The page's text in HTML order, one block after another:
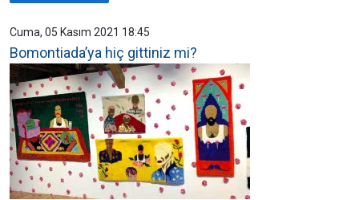
Cuma, 05 Kasım 2021 18:45
Bomontiada’ya hiç gittiniz mi?